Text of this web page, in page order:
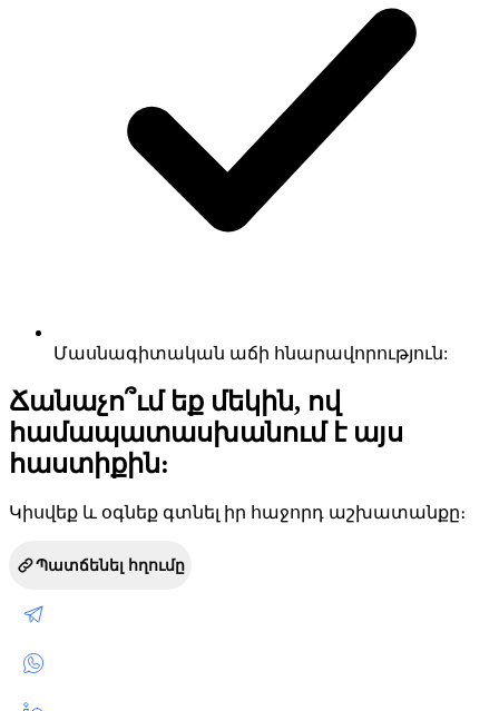
Մասնագիտական ​​աճի հնարավորություն:
Ճանաչո՞ւմ եք մեկին, ով
համապատասխանում է այս
հաստիքին:
Կիսվեք և օգնեք գտնել իր հաջորդ աշխատանքը։
Պատճենել հղումը